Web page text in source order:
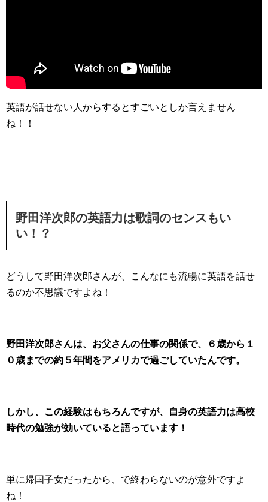
英語が話せない人からするとすごいとしか言えません
ね！！
野田洋次郎の英語力は歌詞のセンスもい
い！？
どうして野田洋次郎さんが、こんなにも流暢に英語を話せ
るのか不思議ですよね！
野田洋次郎さんは、お父さんの仕事の関係で、６歳から１
０歳までの約５年間をアメリカで過ごしていたんです。
しかし、この経験はもちろんですが、自身の英語力は高校
時代の勉強が効いていると語っています！
単に帰国子女だったから、で終わらないのが意外ですよ
ね！